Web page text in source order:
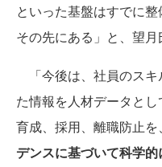
といった基盤はすでに
その先にある」と、望月
「今後は、社員のスキ
た情報を人材データと
育成、採用、離職防止を
デンスに基づいて科学